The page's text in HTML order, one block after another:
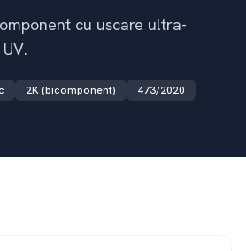
cu uscare ultra-
2K (bicomponent) 473/2020